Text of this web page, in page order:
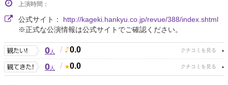
上演時間：
公式サイト： http://kageki.hankyu.co.jp/revue/388/index.shtml
※正式な公演情報は公式サイトでご確認ください。
0人 / 0.0
0人 / 0.0